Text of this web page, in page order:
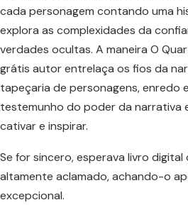
cada personagem contando uma
explora as complexidades da
verdades ocultas. A maneira O
grátis autor entrelaça os fios da
tapeçaria de personagens, enredo
testemunho do poder da narrativa
cativar e inspirar.
Se for sincero, esperava livro
altamente aclamado, achando-o
excepcional.